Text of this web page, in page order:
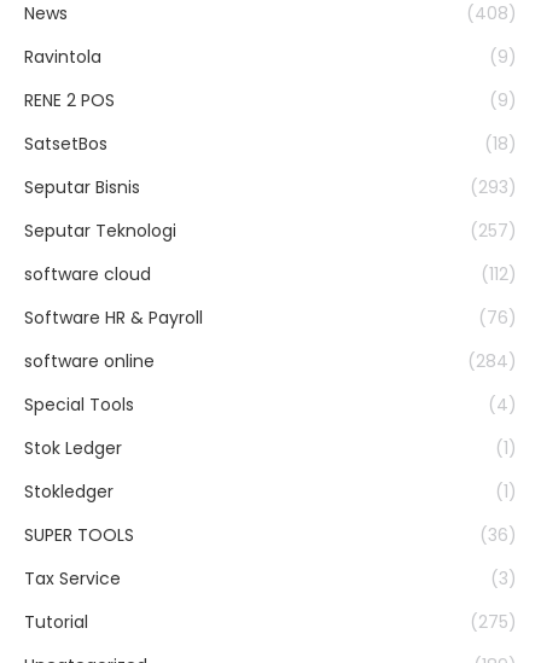
News
(408)
Ravintola
(9)
RENE 2 POS
(9)
SatsetBos
(18)
Seputar Bisnis
(293)
Seputar Teknologi
(257)
software cloud
(112)
Software HR & Payroll
(76)
software online
(284)
Special Tools
(4)
Stok Ledger
(1)
Stokledger
(1)
SUPER TOOLS
(36)
Tax Service
(3)
Tutorial
(275)